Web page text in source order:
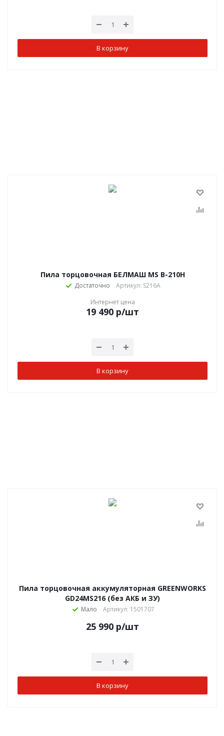
В корзину
Пила торцовочная БЕЛМАШ MS B-210H
Достаточно
Артикул: S216A
Интернет цена
19 490 р/шт
В корзину
Пила торцовочная аккумуляторная GREENWORKS
GD24MS216 (без АКБ и ЗУ)
Мало Артикул: 1501707
25 990 р/шт
В корзину